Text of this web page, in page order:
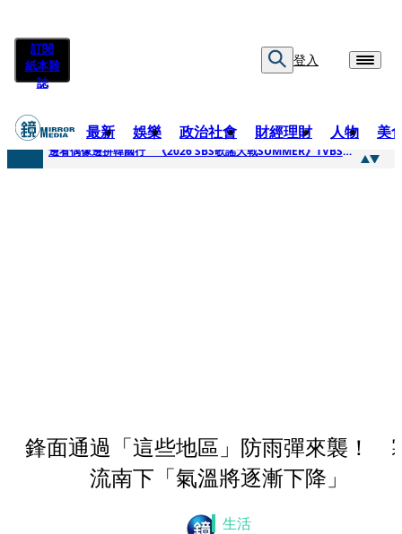
訂閱
紙本雜
誌
登入
最新 娛樂 政治社會 財經理財 人物 美
快訊
邊看偶像邊拚韓國行 《2026 SBS歌謠大戰SUMMER》TVBS直播祭追星福利
鋒面通過「這些地區」防雨彈來襲！
流南下「氣溫將逐漸下降」
生活